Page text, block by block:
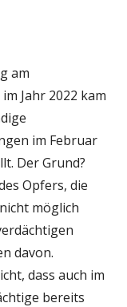
am
Jahr 2022 kam
im Februar
Der Grund?
Opfers, die
möglich
davon.
dass auch im
bereits